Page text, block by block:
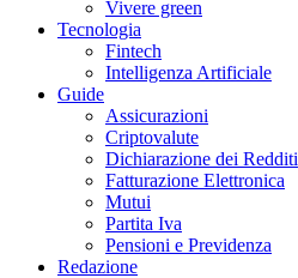
Vivere green
Tecnologia
Fintech
Intelligenza Artificiale
Guide
Assicurazioni
Criptovalute
Dichiarazione dei Redditi
Fatturazione Elettronica
Mutui
Partita Iva
Pensioni e Previdenza
Redazione